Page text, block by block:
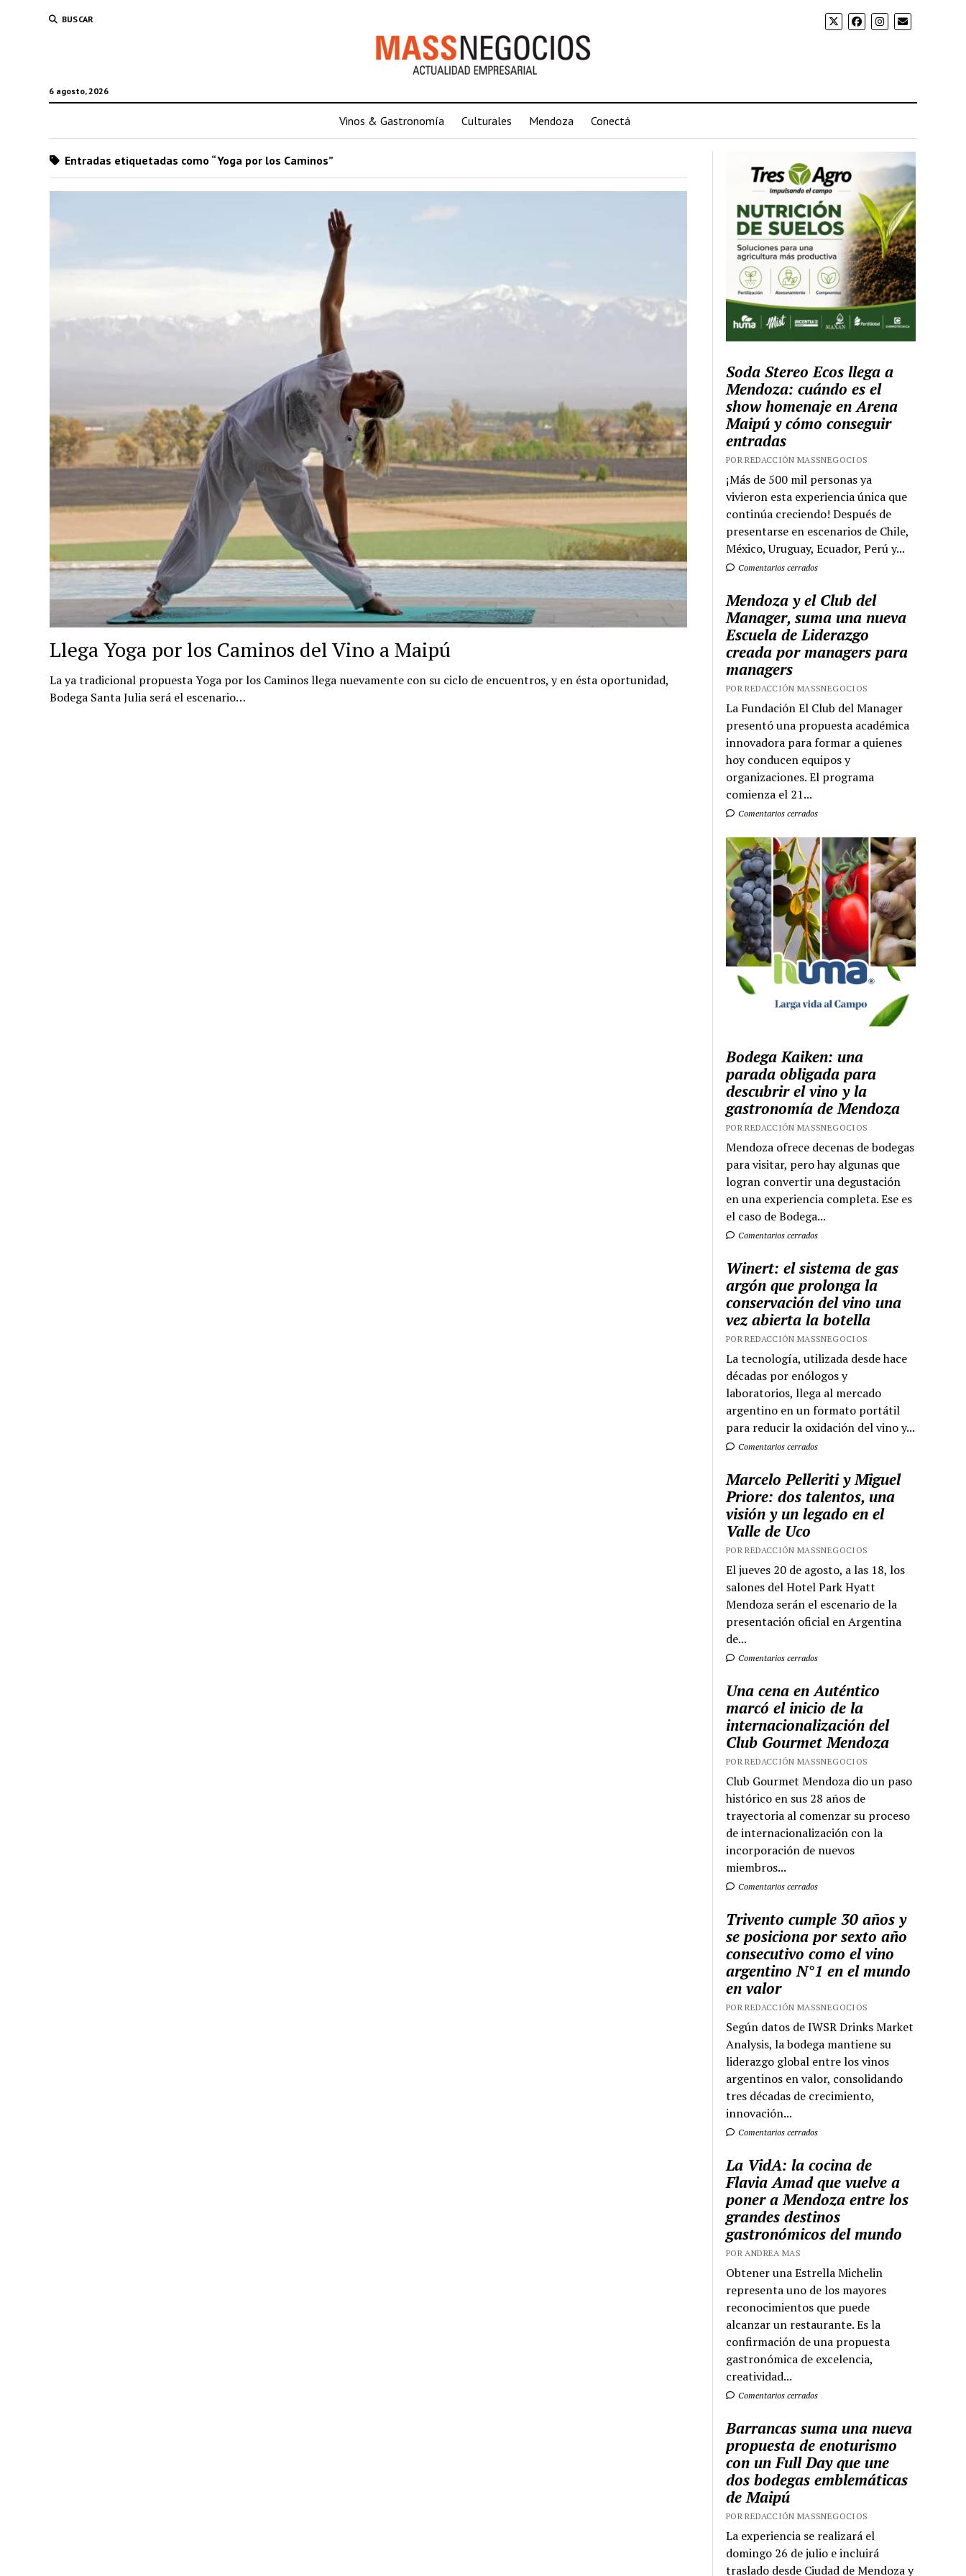
BUSCAR
6 agosto, 2026
Vinos & Gastronomía Culturales Mendoza Conectá
Entradas etiquetadas como “Yoga por los Caminos”
Llega Yoga por los Caminos del Vino a Maipú
La ya tradicional propuesta Yoga por los Caminos llega nuevamente con su ciclo de encuentros, y en ésta oportunidad,
Bodega Santa Julia será el escenario…
Soda Stereo Ecos llega a
Mendoza: cuándo es el
show homenaje en Arena
Maipú y cómo conseguir
entradas
POR REDACCIÓN MASSNEGOCIOS
¡Más de 500 mil personas ya
vivieron esta experiencia única que
continúa creciendo! Después de
presentarse en escenarios de Chile,
México, Uruguay, Ecuador, Perú y...
Comentarios cerrados
Mendoza y el Club del
Manager, suma una nueva
Escuela de Liderazgo
creada por managers para
managers
POR REDACCIÓN MASSNEGOCIOS
La Fundación El Club del Manager
presentó una propuesta académica
innovadora para formar a quienes
hoy conducen equipos y
organizaciones. El programa
comienza el 21...
Comentarios cerrados
Bodega Kaiken: una
parada obligada para
descubrir el vino y la
gastronomía de Mendoza
POR REDACCIÓN MASSNEGOCIOS
Mendoza ofrece decenas de bodegas
para visitar, pero hay algunas que
logran convertir una degustación
en una experiencia completa. Ese es
el caso de Bodega...
Comentarios cerrados
Winert: el sistema de gas
argón que prolonga la
conservación del vino una
vez abierta la botella
POR REDACCIÓN MASSNEGOCIOS
La tecnología, utilizada desde hace
décadas por enólogos y
laboratorios, llega al mercado
argentino en un formato portátil
para reducir la oxidación del vino y...
Comentarios cerrados
Marcelo Pelleriti y Miguel
Priore: dos talentos, una
visión y un legado en el
Valle de Uco
POR REDACCIÓN MASSNEGOCIOS
El jueves 20 de agosto, a las 18, los
salones del Hotel Park Hyatt
Mendoza serán el escenario de la
presentación oficial en Argentina
de...
Comentarios cerrados
Una cena en Auténtico
marcó el inicio de la
internacionalización del
Club Gourmet Mendoza
POR REDACCIÓN MASSNEGOCIOS
Club Gourmet Mendoza dio un paso
histórico en sus 28 años de
trayectoria al comenzar su proceso
de internacionalización con la
incorporación de nuevos
miembros...
Comentarios cerrados
Trivento cumple 30 años y
se posiciona por sexto año
consecutivo como el vino
argentino N°1 en el mundo
en valor
POR REDACCIÓN MASSNEGOCIOS
Según datos de IWSR Drinks Market
Analysis, la bodega mantiene su
liderazgo global entre los vinos
argentinos en valor, consolidando
tres décadas de crecimiento,
innovación...
Comentarios cerrados
La VidA: la cocina de
Flavia Amad que vuelve a
poner a Mendoza entre los
grandes destinos
gastronómicos del mundo
POR ANDREA MAS
Obtener una Estrella Michelin
representa uno de los mayores
reconocimientos que puede
alcanzar un restaurante. Es la
confirmación de una propuesta
gastronómica de excelencia,
creatividad...
Comentarios cerrados
Barrancas suma una nueva
propuesta de enoturismo
con un Full Day que une
dos bodegas emblemáticas
de Maipú
POR REDACCIÓN MASSNEGOCIOS
La experiencia se realizará el
domingo 26 de julio e incluirá
traslado desde Ciudad de Mendoza y